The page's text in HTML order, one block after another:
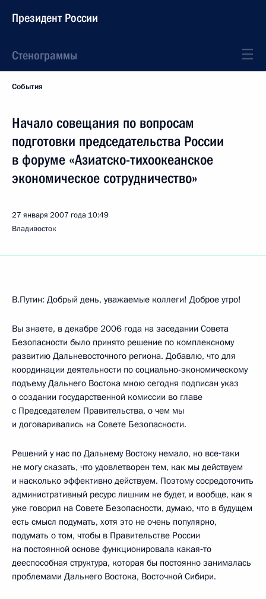
Президент России
Стенограммы
События
Начало совещания по вопросам
подготовки председательства России
в форуме «Азиатско-тихоокеанское
экономическое сотрудничество»
27 января 2007 года 10:49
Владивосток
В.Путин: Добрый день, уважаемые коллеги! Доброе утро!
Вы знаете, в декабре 2006 года на заседании Совета
Безопасности было принято решение по комплексному
развитию Дальневосточного региона. Добавлю, что для
координации деятельности по социально-экономическому
подъему Дальнего Востока мною сегодня подписан указ
о создании государственной комиссии во главе
с Председателем Правительства, о чем мы
и договаривались на Совете Безопасности.
Решений у нас по Дальнему Востоку немало, но все‑таки
не могу сказать, что удовлетворен тем, как мы действуем
и насколько эффективно действуем. Поэтому сосредоточить
административный ресурс лишним не будет, и вообще, как я
уже говорил на Совете Безопасности, думаю, что в будущем
есть смысл подумать, хотя это не очень популярно,
подумать о том, чтобы в Правительстве России
на постоянной основе функционировала какая‑то
дееспособная структура, которая бы постоянно занималась
проблемами Дальнего Востока, Восточной Сибири.